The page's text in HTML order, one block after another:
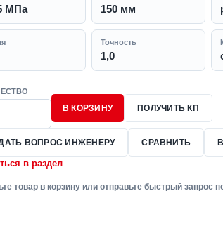
МПа 150 мм
Точность
1,0
В КОРЗИНУ ПОЛУЧИТЬ КП
ВОПРОС ИНЖЕНЕРУ СРАВНИТЬ
в раздел
товар в корзину или отправьте быстрый запрос